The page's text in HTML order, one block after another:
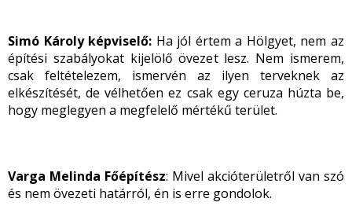
Simó Károly képviselő: Ha jól értem a Hölgyet, nem az
építési szabályokat kijelölő övezet lesz. Nem ismerem,
csak feltételezem, ismervén az ilyen terveknek az
elkészítését, de vélhetően ez csak egy ceruza húzta be,
hogy meglegyen a megfelelő mértékű terület.
Varga Melinda Főépítész: Mivel akcióterületről van szó
és nem övezeti határról, én is erre gondolok.